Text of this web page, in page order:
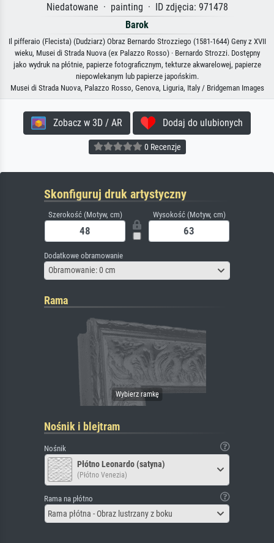
Niedatowane · painting · ID zdjęcia: 971478
Barok
Il pifferaio (Flecista) (Dudziarz) Obraz Bernardo Strozziego (1581-1644) Geny z XVII
wieku, Musei di Strada Nuova (ex Palazzo Rosso) · Bernardo Strozzi. Dostępny
jako wydruk na płótnie, papierze fotograficznym, tekturze akwarelowej, papierze
niepowlekanym lub papierze japońskim.
Musei di Strada Nuova, Palazzo Rosso, Genova, Liguria, Italy / Bridgeman Images
Zobacz w 3D / AR Dodaj do ulubionych
0 Recenzje
Skonfiguruj druk artystyczny
Szerokość (Motyw, cm) Wysokość (Motyw, cm)
Dodatkowe obramowanie
Obramowanie: 0 cm
Rama
Nośnik i blejtram
Nośnik
Płótno Leonardo (satyna)
(Płótno Venezia)
Rama na płótno
Rama płótna - Obraz lustrzany z boku